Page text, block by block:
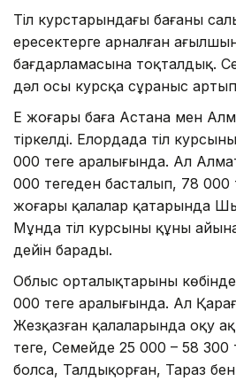
Тіл курстарындағы бағаны
ересектерге арналған ағылшын
бағдарламасына тоқталдық.
дәл осы курсқа сұраныс
Ең жоғары баға Астана мен
тіркелді. Елордада тіл
000 теңге аралығында. Ал
000 теңгеден басталып, 78 000
жоғары қалалар қатарында
Мұнда тіл курсының құны
дейін барады.
Облыс орталықтарының
000 теңге аралығында. Ал
Жезқазған қалаларында оқу
теңге, Семейде 25 000 – 58 300
болса, Талдықорған, Тараз